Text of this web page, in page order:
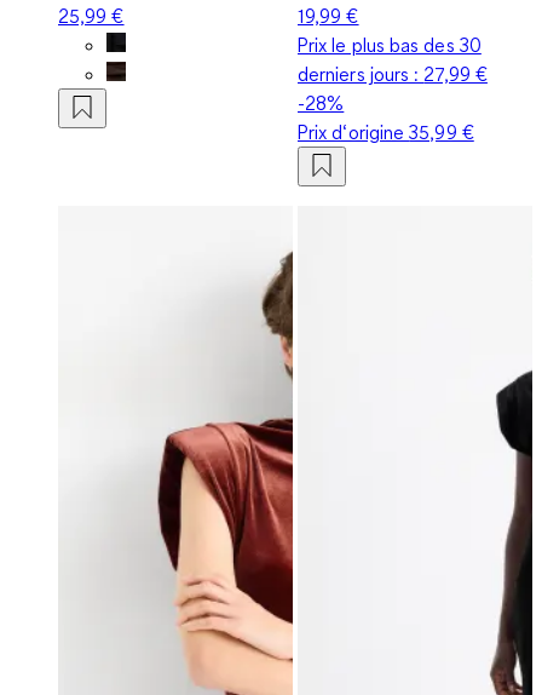
25,99 €
19,99 €
Prix le plus bas des 30
derniers jours : 27,99 €
-28%
Prix d‘origine35,99 €